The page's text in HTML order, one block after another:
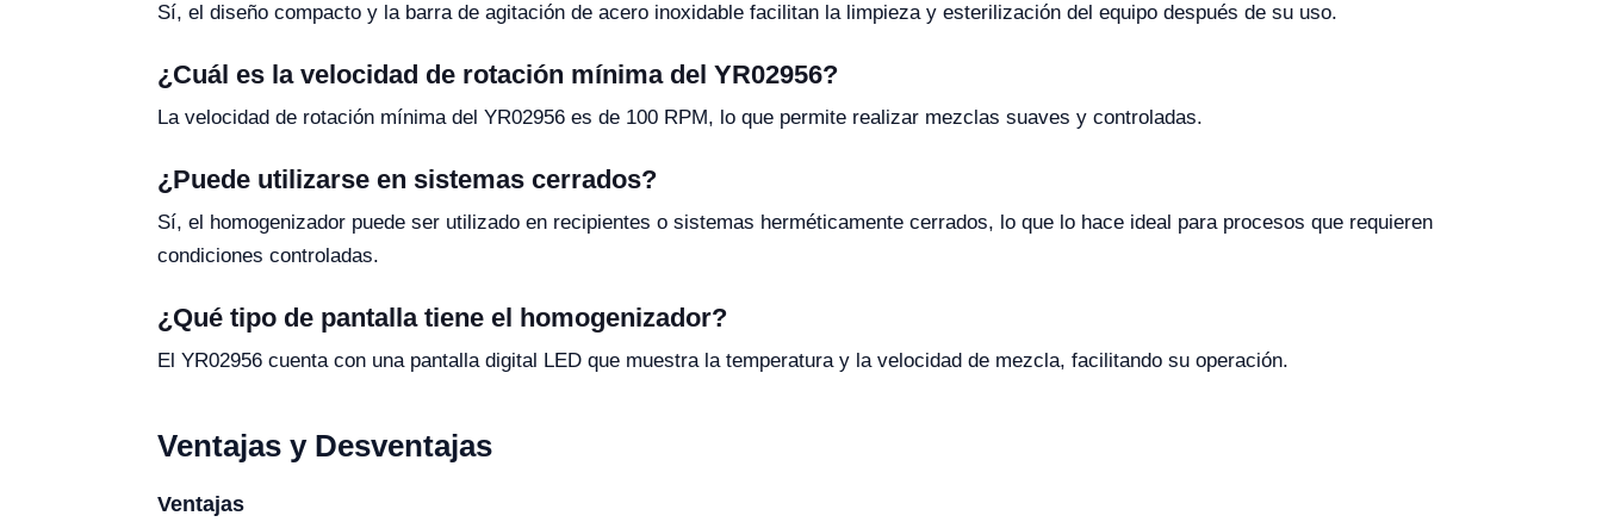
Sí, el diseño compacto y la barra de agitación de acero inoxidable facilitan la limpieza y esterilización del equipo después de su uso.
¿Cuál es la velocidad de rotación mínima del YR02956?
La velocidad de rotación mínima del YR02956 es de 100 RPM, lo que permite realizar mezclas suaves y controladas.
¿Puede utilizarse en sistemas cerrados?
Sí, el homogenizador puede ser utilizado en recipientes o sistemas herméticamente cerrados, lo que lo hace ideal para procesos que requieren
condiciones controladas.
¿Qué tipo de pantalla tiene el homogenizador?
El YR02956 cuenta con una pantalla digital LED que muestra la temperatura y la velocidad de mezcla, facilitando su operación.
Ventajas y Desventajas
Ventajas